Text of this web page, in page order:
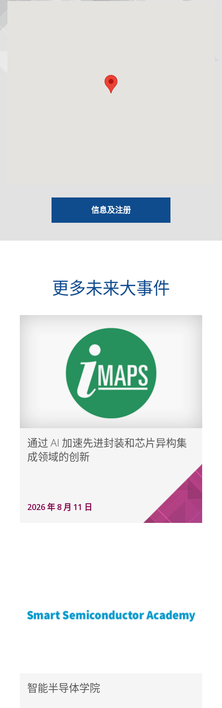
信息及注册
更多未来大事件
通过 AI 加速先进封装和芯片异构集
成领域的创新
2026 年 8 月 11 日
智能半导体学院